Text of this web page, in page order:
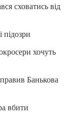
сховатись від
хочуть
Банькова
вбити